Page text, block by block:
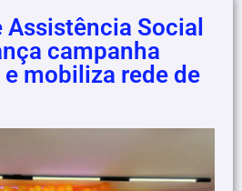
Social
campanha
mobiliza rede de